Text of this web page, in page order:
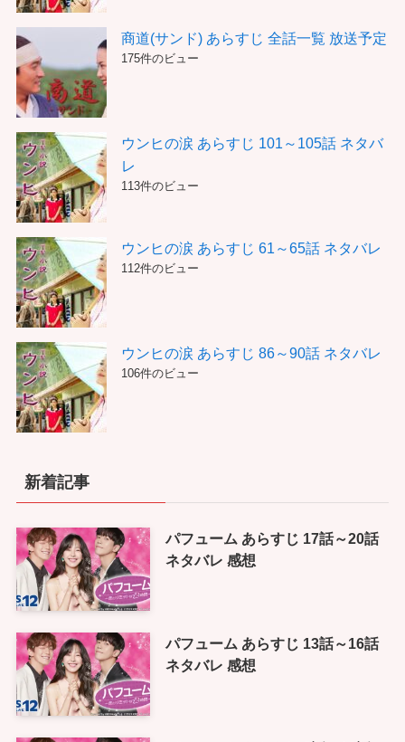
商道(サンド) あらすじ 全話一覧 放送予定
175件のビュー
ウンヒの涙 あらすじ 101～105話 ネタバ
レ
113件のビュー
ウンヒの涙 あらすじ 61～65話 ネタバレ
112件のビュー
ウンヒの涙 あらすじ 86～90話 ネタバレ
106件のビュー
新着記事
パフューム あらすじ 17話～20話
ネタバレ 感想
パフューム あらすじ 13話～16話
ネタバレ 感想